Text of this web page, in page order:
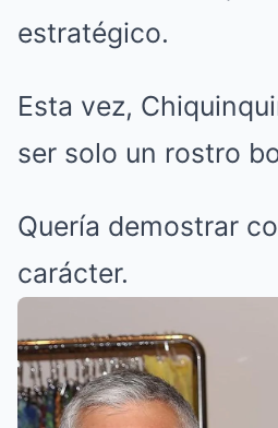
estratégico.
Esta vez,
ser solo un rostro
Quería demostrar
carácter.